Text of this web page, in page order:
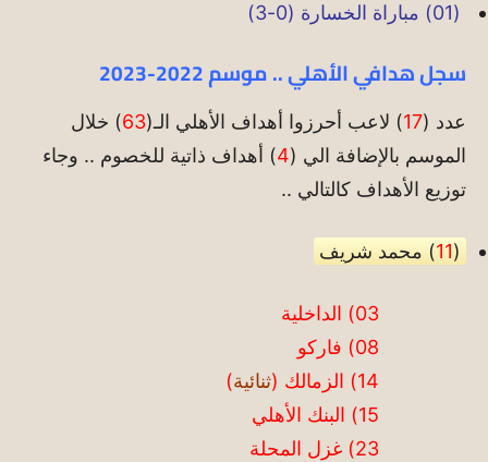
(01) مباراة الخسارة (0-3)
سجل هدافي الأهلي .. موسم 2022-2023
عدد (17) لاعب أحرزوا أهداف الأهلي الـ(63) خلال
الموسم بالإضافة الي (4) أهداف ذاتية للخصوم .. وجاء
توزيع الأهداف كالتالي ..
(
11) محمد شريف
03) الداخلية
08) فاركو
14) الزمالك (
ثنائية)
15) البنك الأهلي
23) غزل المحلة